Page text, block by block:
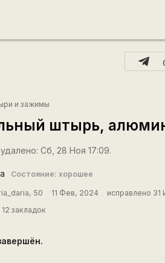
и зажимы
штырь,
Сб, 28 Ноя 17:09.
Состояние: хорошее
50 11 Фев, 2024 исправлено 31
12 закладок